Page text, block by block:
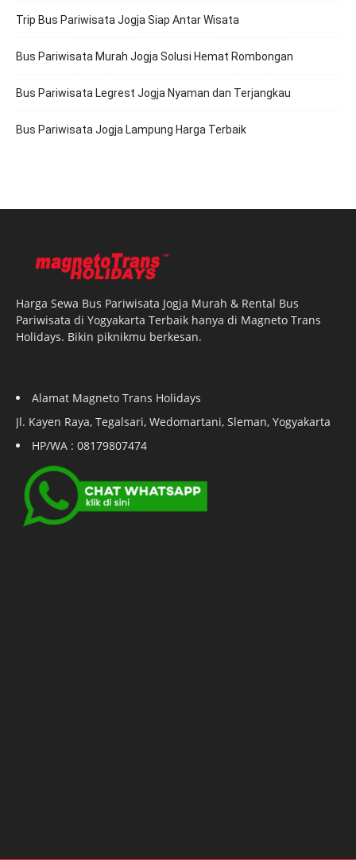
Trip Bus Pariwisata Jogja Siap Antar Wisata
Bus Pariwisata Murah Jogja Solusi Hemat Rombongan
Bus Pariwisata Legrest Jogja Nyaman dan Terjangkau
Bus Pariwisata Jogja Lampung Harga Terbaik
Harga Sewa Bus Pariwisata Jogja Murah & Rental Bus
Pariwisata di Yogyakarta Terbaik hanya di Magneto Trans
Holidays. Bikin piknikmu berkesan.
Alamat Magneto Trans Holidays
Jl. Kayen Raya, Tegalsari, Wedomartani, Sleman, Yogyakarta
HP/WA : 08179807474